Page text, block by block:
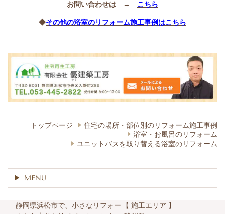
お問い合わせは → こちら
◆その他の浴室のリフォーム施工事例はこちら
トップページ
住宅の場所・部位別の​リフォーム施工事例
浴室・お風呂のリフォーム
ユニットバスを取り替える浴室のリフォーム
MENU
静岡県浜松市で、小さなリフォー
【 施工エリア 】